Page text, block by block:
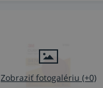
Zobraziť fotogalériu (+0)